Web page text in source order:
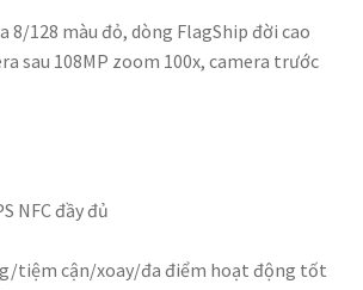
8/128 màu đỏ, dòng FlagShip đời cao
sau 108MP zoom 100x, camera trước
NFC đầy đủ
tiệm cận/xoay/đa điểm hoạt động tốt